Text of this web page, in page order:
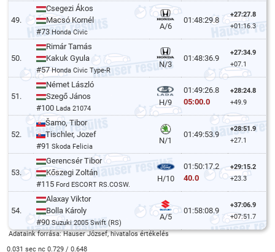
49.
Csegezi Ákos
Macsó Kornél
#73Honda Civic
A/6
01:48:29.8
+27:27.8
+01:16.3
50.
Rimár Tamás
Kakuk Gyula
#57Honda Civic Type-R
N/3
01:48:36.9
+27:34.9
+07.1
51.
Német László
Szegő János
#100 Lada 21074
H/9
01:49:26.8
05:00.0
+28:24.8
+49.9
52.
Šamo, Tibor
Tischler, Jozef
#91Skoda Felicia
N/1
01:49:53.9
+28:51.9
+27.1
53.
Gerencsér Tibor
Kőszegi Zoltán
#115 Ford ESCORT RS.COSW.
H/10
01:50:17.2
40.0
+29:15.2
+23.3
54.
Alaxay Viktor
Bolla Károly
#90Suzuki 2005 Swift (RS)
A/5
01:58:08.9
+37:06.9
+07:51.7
Adataink forrása: Hauser József, hivatalos értékelés
0.031 sec nc 0.729 / 0.648